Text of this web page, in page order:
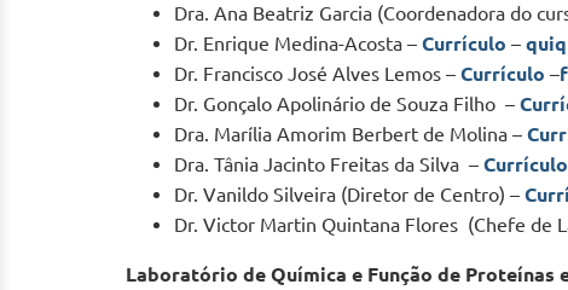
Dra. Ana Beatriz Garcia (Coordenadora do
Dr. Enrique Medina-Acosta – Currículo –
Dr. Francisco José Alves Lemos – Currículo –
Dr. Gonçalo Apolinário de Souza Filho –
Dra. Marília Amorim Berbert de Molina –
Dra. Tânia Jacinto Freitas da Silva – Currículo
Dr. Vanildo Silveira (Diretor de Centro) –
Dr. Victor Martin Quintana Flores (Chefe de
Laboratório de Química e Função de Proteínas